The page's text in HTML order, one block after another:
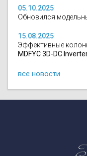
05.10.2025
Обновился
15.08.2025
Эффективные
MDFYC 3D-DC
все новости